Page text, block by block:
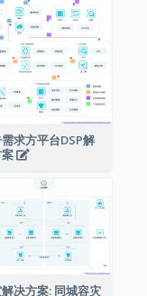
求方平台DSP解
决方案: 同城容灾